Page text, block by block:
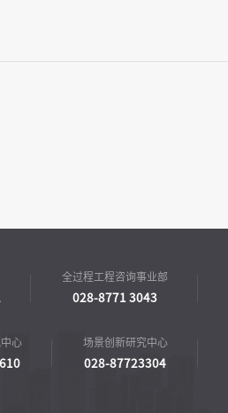
全过程工程咨询事业部
028-8771 3043
心 场景创新研究中心
028-87723304